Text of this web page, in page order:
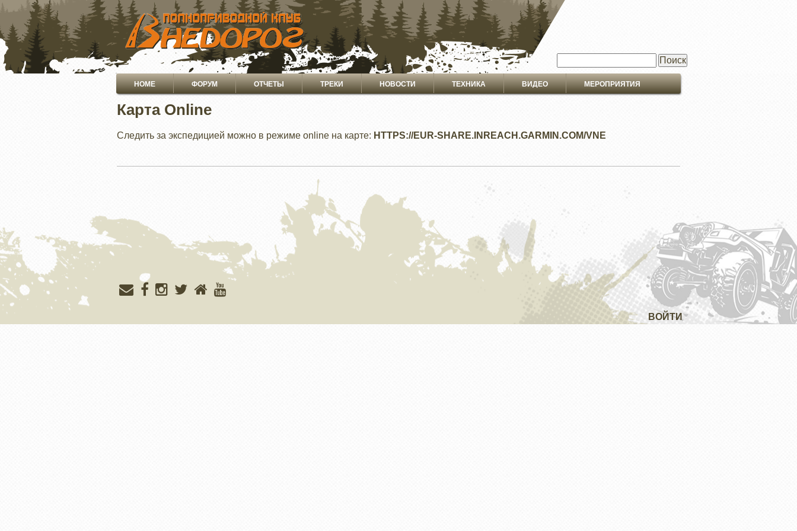
ПЕРЕЙТИ
ОСНОВНОМУ
СОДЕРЖАНИЮ
Основная
навигация
HOME ФОРУМ ОТЧЕТЫ ТРЕКИ НОВОСТИ ТЕХНИКА ВИДЕО МЕРОПРИЯТИЯ
Карта Online
Следить за экспедицией можно в режиме online на карте: HTTPS://EUR-SHARE.INREACH.GARMIN.COM/VNE
Меню
ВОЙТИ